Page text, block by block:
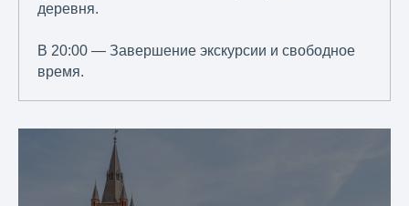
деревня.
В 20:00 — Завершение экскурсии и свободное
время.